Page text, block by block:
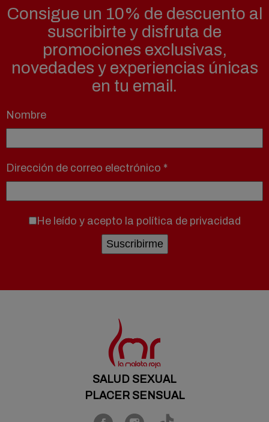
Consigue un 10% de descuento al
suscribirte y disfruta de
promociones exclusivas,
novedades y experiencias únicas
en tu email.
Nombre
Dirección de correo electrónico *
He leído y acepto la política de privacidad
SALUD SEXUAL
PLACER SENSUAL